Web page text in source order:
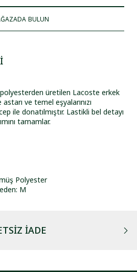
BULUN
üretilen Lacoste erkek
ve temel eşyalarınızı
ile donatılmıştır. Lastikli bel detayı
tamamlar.
Polyester
M
İADE